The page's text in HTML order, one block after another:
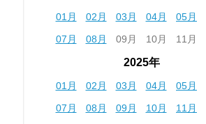
01月 02月 03月 04月 05月
07月
08月 09月 10月 11月
2025年
01月 02月 03月 04月 05月
07月
08月 09月 10月 11月